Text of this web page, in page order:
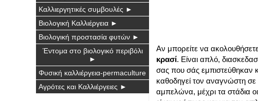
Αν μπορείτε να
κρασί. Είναι απλό,
σας που σάς εμπιστεύθηκαν
καθοδηγεί τον αναγνώστη σε
αμπελώνα, μέχρι τα στάδια
Καλλιεργητικές συμβουλές ►
Βιολογική Καλλιέργεια ►
Βιολογική προστασία φυτών ►
Έντομα στο βιολογικό περιβόλι
►
Φυσική καλλιέργεια-permaculture
Αγρότες και Καλλιέργειες ►